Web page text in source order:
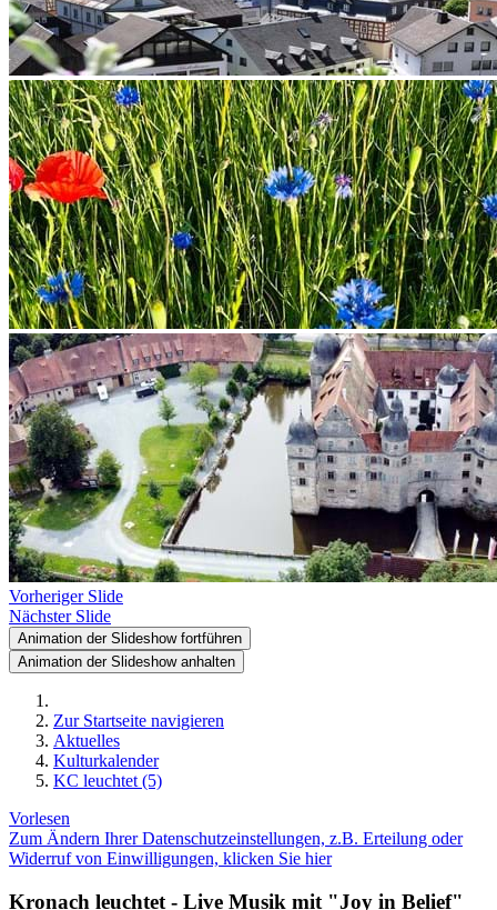
Vorheriger Slide
Nächster Slide
Animation der Slideshow fortführen
Animation der Slideshow anhalten
Zur Startseite navigieren
Aktuelles
Kulturkalender
KC leuchtet (5)
Vorlesen
Zum Ändern Ihrer Datenschutzeinstellungen, z.B. Erteilung oder
Widerruf von Einwilligungen, klicken Sie hier
Kronach leuchtet - Live Musik mit "Joy in Belief"